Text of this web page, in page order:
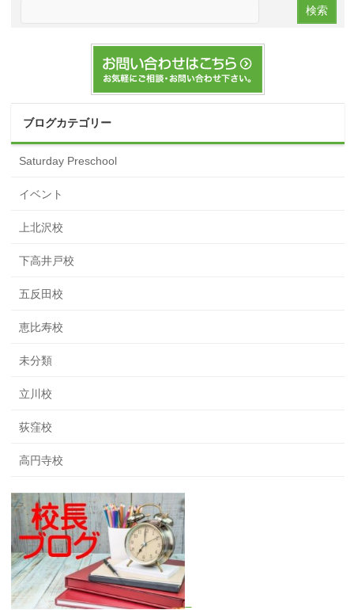
ブログカテゴリー
Saturday Preschool
イベント
上北沢校
下高井戸校
五反田校
恵比寿校
未分類
立川校
荻窪校
高円寺校